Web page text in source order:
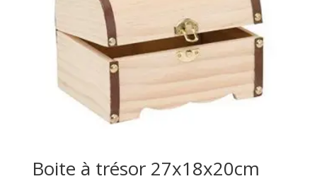
Boite à trésor 27x18x20cm